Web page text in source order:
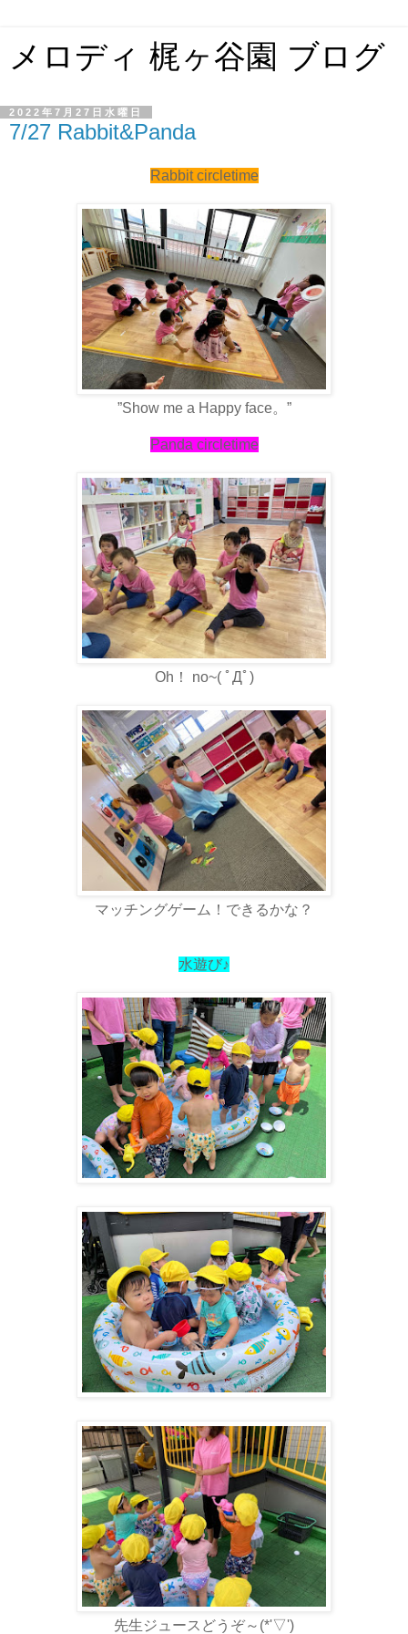
メロディ 梶ヶ谷園 ブログ
2022年7月27日水曜日
7/27 Rabbit&Panda
Rabbit circletime
”Show me a Happy face。”
Panda circletime
Oh！ no~( ﾟДﾟ)
マッチングゲーム！できるかな？
水遊び♪
先生ジュースどうぞ～(*'▽')